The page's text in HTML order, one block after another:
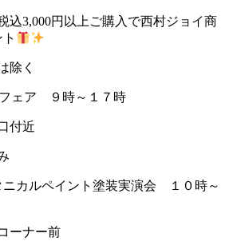
込3,000円以上ご購入で西村ジョイ商
除く
ェア ９時～１７時
付近
カルペイント塗装実演会 １０時～
ーナー前